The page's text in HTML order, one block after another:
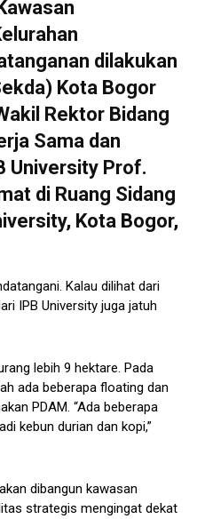
dilakukan
Kota Bogor
Rektor Bidang
Sama dan
University Prof.
di Ruang Sidang
Kota Bogor,
Kalau dilihat dari
IPB University juga jatuh
lebih 9 hektare. Pada
ada beberapa floating dan
PDAM. “Ada beberapa
kebun durian dan kopi,”
dibangun kawasan
strategis mengingat dekat